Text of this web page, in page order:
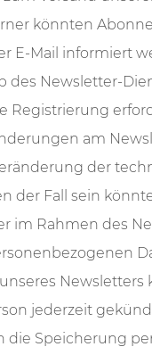
könnten
E-Mail informiert
des Newsletter-
Registrierung
am
der
der Fall sein
im Rahmen des
Newsletters
jederzeit
die Speicherung